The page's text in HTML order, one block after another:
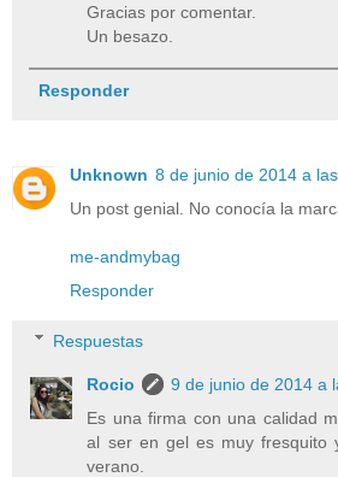
Gracias por comentar.
Un besazo.
Responder
Unknown 8 de junio de 2014 a
Un post genial. No conocía la
me-andmybag
Responder
Respuestas
Rocio
9 de junio de 2014 a
Es una firma con una calidad
al ser en gel es muy fresquito
verano.